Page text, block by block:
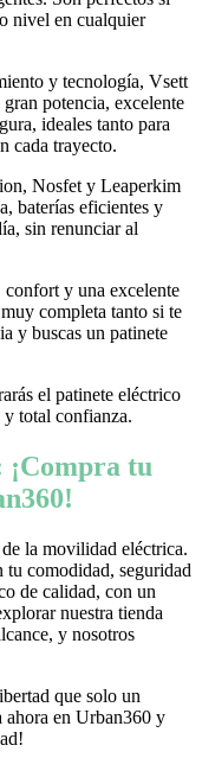
nivel en cualquier
y tecnología, Vsett
potencia, excelente
ideales tanto para
cada trayecto.
Nosfet y Leaperkim
baterías eficientes y
sin renunciar al
y una excelente
completa tanto si te
y buscas un patinete
el patinete eléctrico
total confianza.
¡Compra tu
la movilidad eléctrica.
tu comodidad, seguridad
de calidad, con un
nuestra tienda
y nosotros
que solo un
ahora en Urban360 y